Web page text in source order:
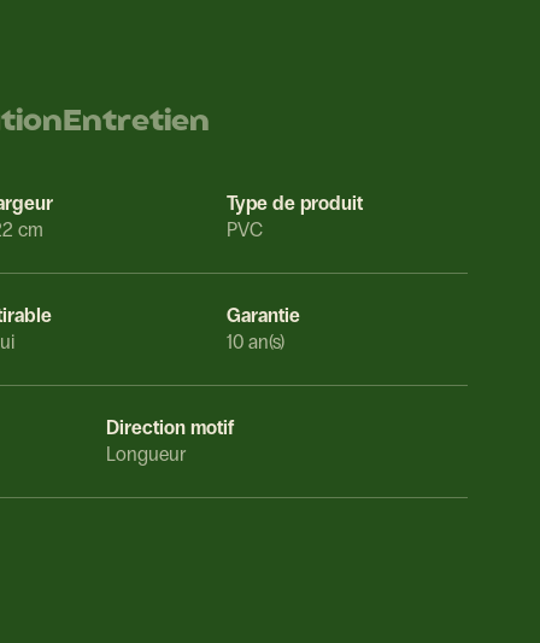
Entretien
cm
Type de produit
PVC
Garantie
10 an(s)
Direction motif
Longueur